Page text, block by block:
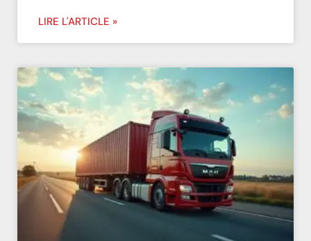
LIRE L'ARTICLE »